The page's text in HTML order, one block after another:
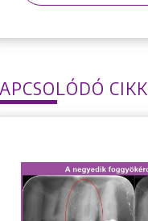
CIKK